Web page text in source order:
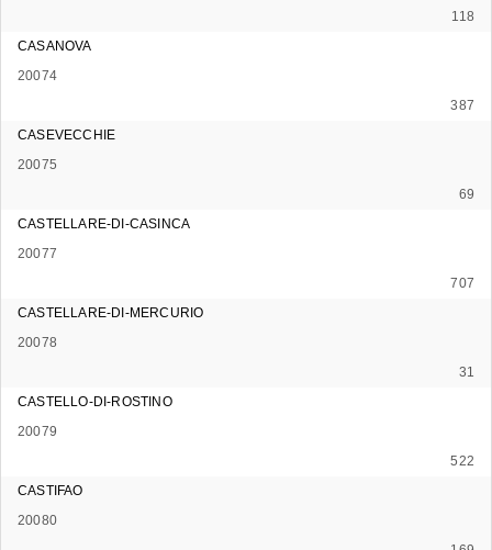
118
CASANOVA
20074
387
CASEVECCHIE
20075
69
CASTELLARE-DI-CASINCA
20077
707
CASTELLARE-DI-MERCURIO
20078
31
CASTELLO-DI-ROSTINO
20079
522
CASTIFAO
20080